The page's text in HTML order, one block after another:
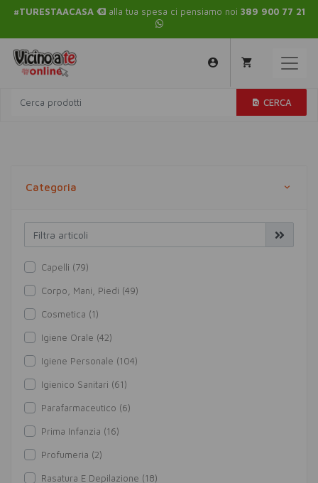
#TURESTAACASA alla tua spesa ci pensiamo noi 389 900 77 21
CERCA
Categoria
Capelli (79)
Corpo, Mani, Piedi (49)
Cosmetica (1)
Igiene Orale (42)
Igiene Personale (104)
Igienico Sanitari (61)
Parafarmaceutico (6)
Prima Infanzia (16)
Profumeria (2)
Rasatura E Depilazione (18)